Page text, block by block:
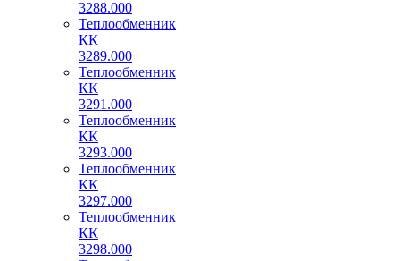
3288.000
Теплообменник
КК
3289.000
Теплообменник
КК
3291.000
Теплообменник
КК
3293.000
Теплообменник
КК
3297.000
Теплообменник
КК
3298.000